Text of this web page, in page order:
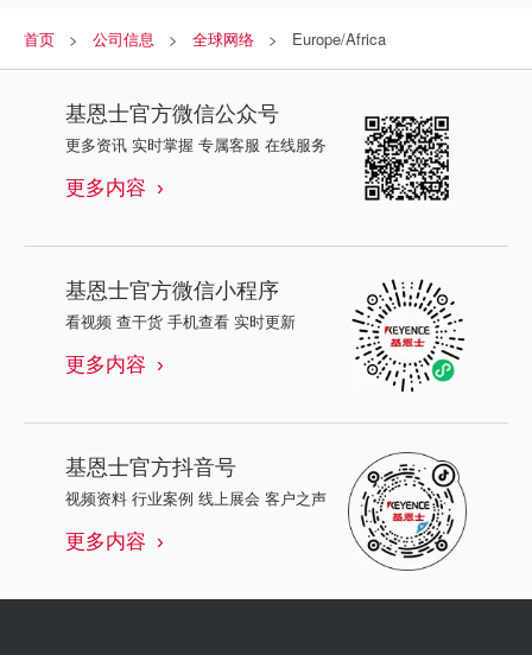
首页 公司信息 全球网络 Europe/Africa
基恩士官方微信公众号
更多资讯 实时掌握 专属客服 在线服务
更多内容
基恩士官方微信小程序
看视频 查干货 手机查看 实时更新
更多内容
基恩士官方抖音号
视频资料 行业案例 线上展会 客户之声
更多内容